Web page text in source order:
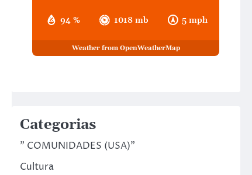
94 % 1018 mb 5 mph
Weather from OpenWeatherMap
Categorias
" COMUNIDADES (USA)"
Cultura